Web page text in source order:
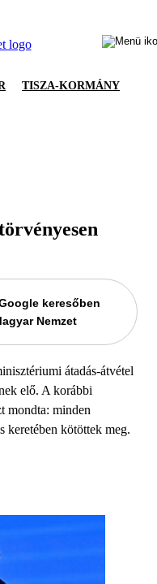
TISZA-KORMÁNY
keresőben
Nemzet
átadás-átvétel
elő. A korábbi
mondta: minden
keretében kötöttek meg.